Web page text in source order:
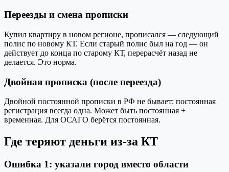
Переезды и смена прописки
Купил квартиру в новом регионе, прописался — следующий
полис по новому КТ. Если старый полис был на год — он
действует до конца по старому КТ, перерасчёт назад не
делается. Это норма.
Двойная прописка (после переезда)
Двойной постоянной прописки в РФ не бывает: постоянная
регистрация всегда одна. Может быть постоянная +
временная. Для ОСАГО берётся постоянная.
Где теряют деньги из-за КТ
Ошибка 1: указали город вместо области